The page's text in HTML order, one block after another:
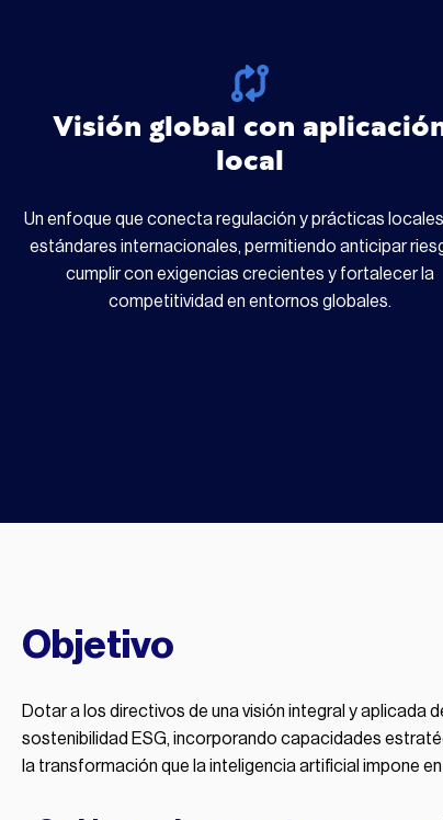
Visión global con
local
Un enfoque que conecta regulación y prácticas
estándares internacionales, permitiendo anticipar
cumplir con exigencias crecientes y fortalecer la
competitividad en entornos globales.
Objetivo
Dotar a los directivos de una visión integral y
sostenibilidad ESG, incorporando capacidades
la transformación que la inteligencia artificial impone